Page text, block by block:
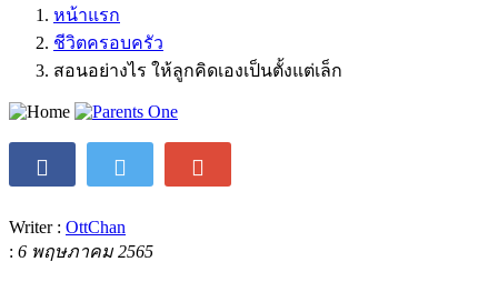
สุขภาพ
เกี่ยวกับเรา
สอนอย่างไร ให้ลูกคิดเองเป็น
ตั้งแต่เล็ก
หน้าแรก